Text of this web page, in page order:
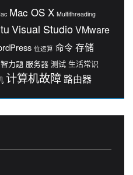
Mac OS X Multithreading
Visual StudioVMware
位运算 命令 存储
智力题 服务器 测试 生活常识
计算机故障 路由器